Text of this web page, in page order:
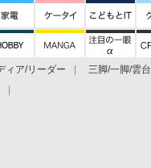
ィア/リーダー 三脚/一脚/雲台